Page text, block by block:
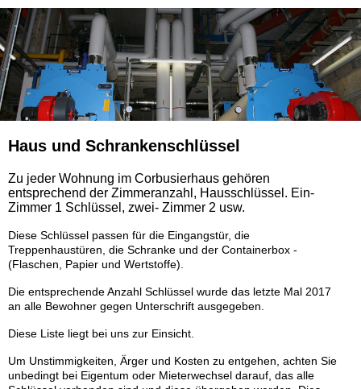
Haus und Schrankenschlüssel
Zu jeder Wohnung im Corbusierhaus gehören
entsprechend der Zimmeranzahl, Hausschlüssel. Ein-
Zimmer 1 Schlüssel, zwei- Zimmer 2 usw.
Diese Schlüssel passen für die Eingangstür, die
Treppenhaustüren, die Schranke und der Containerbox -
(Flaschen, Papier und Wertstoffe).
Die entsprechende Anzahl Schlüssel wurde das letzte Mal 2017
an alle Bewohner gegen Unterschrift ausgegeben.
Diese Liste liegt bei uns zur Einsicht.
Um Unstimmigkeiten, Ärger und Kosten zu entgehen, achten Sie
unbedingt bei Eigentum oder Mieterwechsel darauf, das alle